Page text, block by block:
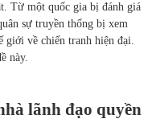
Từ một quốc gia bị đánh giá
sự truyền thống bị xem
giới về chiến tranh hiện đại.
này.
lãnh đạo quyền